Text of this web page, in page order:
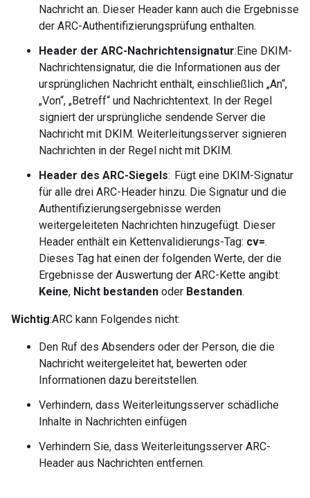
Nachricht an. Dieser Header kann auch die Ergebnisse
der ARC-Authentifizierungsprüfung enthalten.
Header der ARC-Nachrichtensignatur:Eine DKIM-
Nachrichtensignatur, die die Informationen aus der
ursprünglichen Nachricht enthält, einschließlich „An“,
„Von“, „Betreff“ und Nachrichtentext. In der Regel
signiert der ursprüngliche sendende Server die
Nachricht mit DKIM. Weiterleitungsserver signieren
Nachrichten in der Regel nicht mit DKIM.
Header des ARC-Siegels: Fügt eine DKIM-Signatur
für alle drei ARC-Header hinzu. Die Signatur und die
Authentifizierungsergebnisse werden
weitergeleiteten Nachrichten hinzugefügt. Dieser
Header enthält ein Kettenvalidierungs-Tag: cv=.
Dieses Tag hat einen der folgenden Werte, der die
Ergebnisse der Auswertung der ARC-Kette angibt:
Keine, Nicht bestanden oder Bestanden.
Wichtig:ARC kann Folgendes nicht:
Den Ruf des Absenders oder der Person, die die
Nachricht weitergeleitet hat, bewerten oder
Informationen dazu bereitstellen.
Verhindern, dass Weiterleitungsserver schädliche
Inhalte in Nachrichten einfügen
Verhindern Sie, dass Weiterleitungsserver ARC-
Header aus Nachrichten entfernen.